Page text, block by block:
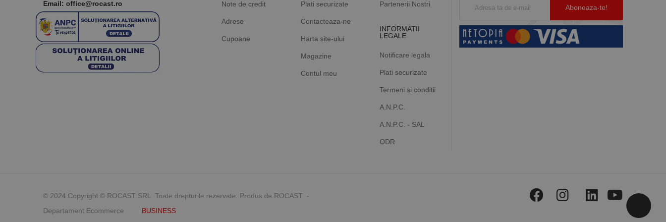
Email: office@rocast.ro
Note de credit
Adrese
Cupoane
Plati securizate
Contacteaza-ne
Harta site-ului
Magazine
Contul meu
Partenerii Nostri
INFORMATII
LEGALE
Notificare legala
Plati securizate
Termeni si conditii
A.N.P.C.
A.N.P.C. - SAL
ODR
© 2024 Copyright © ROCAST SRL Toate drepturile rezervate. Produs de ROCAST -
Departament Ecommerce BUSINESS